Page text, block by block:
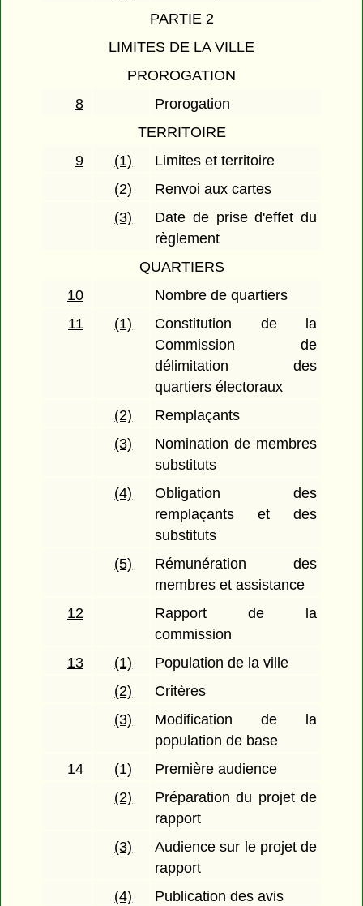
PARTIE 2
LIMITES DE LA VILLE
PROROGATION
8
Prorogation
TERRITOIRE
9
(1)
Limites et territoire
(2)
Renvoi aux cartes
(3)
Date de prise d'effet du
règlement
QUARTIERS
10
Nombre de quartiers
11
(1)
Constitution de la
Commission de
délimitation des
quartiers électoraux
(2)
Remplaçants
(3)
Nomination de membres
substituts
(4)
Obligation des
remplaçants et des
substituts
(5)
Rémunération des
membres et assistance
12
Rapport de la
commission
13
(1)
Population de la ville
(2)
Critères
(3)
Modification de la
population de base
14
(1)
Première audience
(2)
Préparation du projet de
rapport
(3)
Audience sur le projet de
rapport
(4)
Publication des avis